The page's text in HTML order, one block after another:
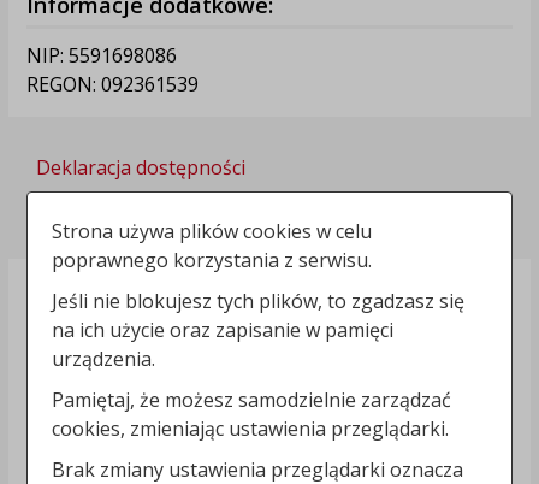
NIP: 5591698086
REGON: 092361539
Deklaracja dostępności
Strona używa plików cookies w celu
poprawnego korzystania z serwisu.
Jeśli nie blokujesz tych plików, to zgadzasz się
na ich użycie oraz zapisanie w pamięci
urządzenia.
Pamiętaj, że możesz samodzielnie zarządzać
cookies, zmieniając ustawienia przeglądarki.
Brak zmiany ustawienia przeglądarki oznacza